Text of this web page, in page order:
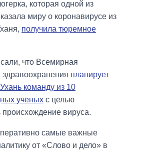
которая одной из
миру о коронавирусе из
получила тюремное
что Всемирная
здравоохранения планирует
команду из 10
ученых с целью
происхождение вируса.
самые важные
от «Слово и дело» в